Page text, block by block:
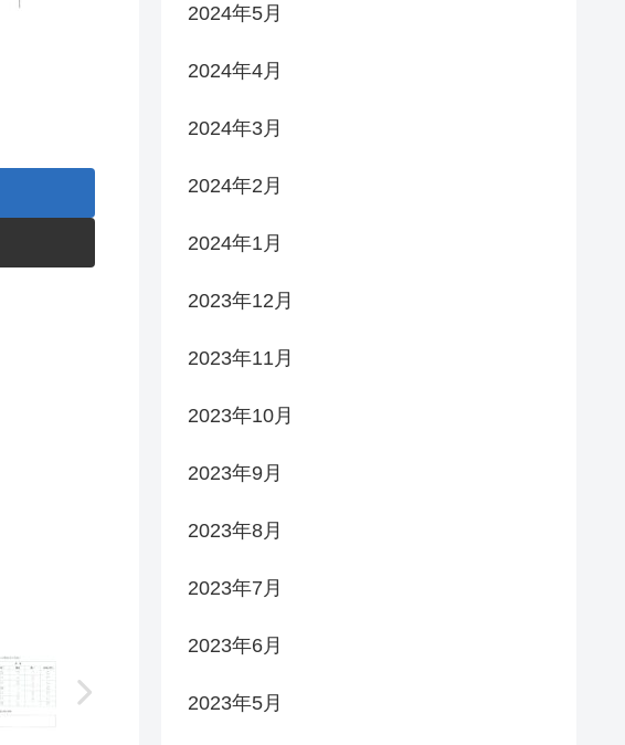
2024年5月
2024年4月
2024年3月
2024年2月
2024年1月
2023年12月
2023年11月
2023年10月
2023年9月
2023年8月
2023年7月
2023年6月
2023年5月